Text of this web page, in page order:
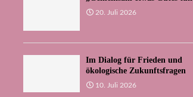
20. Juli 2026
Im Dialog für Frieden und
ökologische Zukunftsfragen
10. Juli 2026